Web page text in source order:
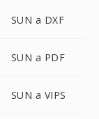
SUN a DXF
SUN a PDF
SUN a VIPS